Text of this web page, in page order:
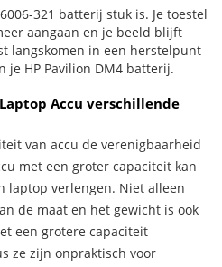
321 batterij stuk is. Je toestel
aangaan en je beeld blijft
langskomen in een herstelpunt
je HP Pavilion DM4 batterij.
Accu verschillende
van accu de verenigbaarheid
met een groter capaciteit kan
laptop verlengen. Niet alleen
de maat en het gewicht is ook
een grotere capaciteit
ze zijn onpraktisch voor